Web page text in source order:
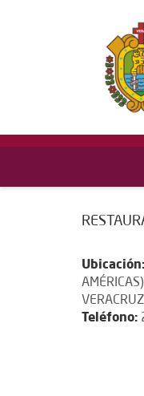
Ubicación:
Teléfono: